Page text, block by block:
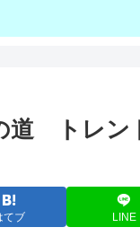
道 トレン
てブ LINE